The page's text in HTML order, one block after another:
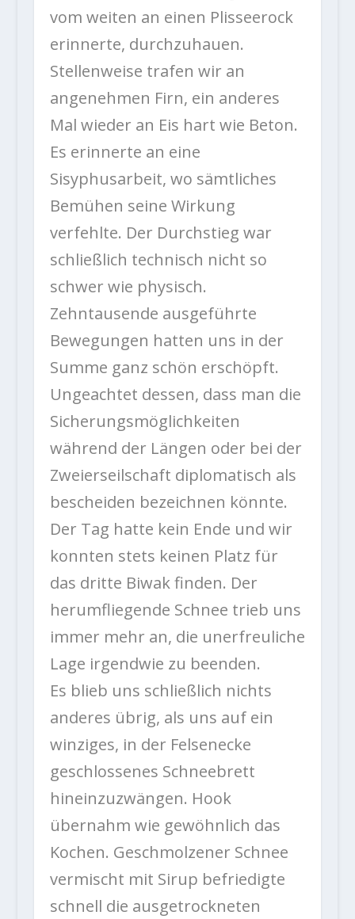
vom weiten an einen Plisseerock
erinnerte, durchzuhauen.
Stellenweise trafen wir an
angenehmen Firn, ein anderes
Mal wieder an Eis hart wie Beton.
Es erinnerte an eine
Sisyphusarbeit, wo sämtliches
Bemühen seine Wirkung
verfehlte. Der Durchstieg war
schließlich technisch nicht so
schwer wie physisch.
Zehntausende ausgeführte
Bewegungen hatten uns in der
Summe ganz schön erschöpft.
Ungeachtet dessen, dass man die
Sicherungsmöglichkeiten
während der Längen oder bei der
Zweierseilschaft diplomatisch als
bescheiden bezeichnen könnte.
Der Tag hatte kein Ende und wir
konnten stets keinen Platz für
das dritte Biwak finden. Der
herumfliegende Schnee trieb uns
immer mehr an, die unerfreuliche
Lage irgendwie zu beenden.
Es blieb uns schließlich nichts
anderes übrig, als uns auf ein
winziges, in der Felsenecke
geschlossenes Schneebrett
hineinzuzwängen. Hook
übernahm wie gewöhnlich das
Kochen. Geschmolzener Schnee
vermischt mit Sirup befriedigte
schnell die ausgetrockneten